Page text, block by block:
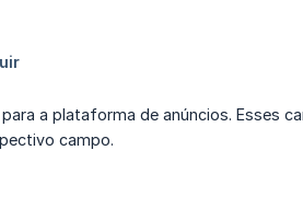
a plataforma de anúncios. Esses
campo.